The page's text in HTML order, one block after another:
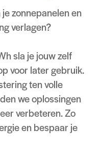
zonnepanelen en
verlagen?
sla je jouw zelf
voor later gebruik.
ten volle
we oplossingen
verbeteren. Zo
en bespaar je